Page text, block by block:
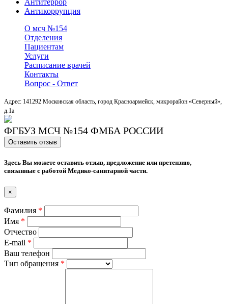
Антитеррор
Антикоррупция
О мсч №154
Отделения
Пациентам
Услуги
Расписание врачей
Контакты
Вопрос - Ответ
Адрес: 141292 Московская область, город Красноармейск, микрорайон «Северный»,
д.1a
ФГБУЗ МСЧ №154 ФМБА РОССИИ
Оставить отзыв
Здесь Вы можете оставить отзыв, предложение или претензию,
связанные с работой Медико-санитарной части.
×
Фамилия *
Имя *
Отчество
E-mail *
Ваш телефон
Тип обращения *